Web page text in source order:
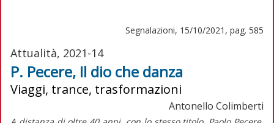
Segnalazioni, 15/10/2021, pag. 585
Attualità, 2021-14
P. Pecere, Il dio che danza
Viaggi, trance, trasformazioni
Antonello Colimberti